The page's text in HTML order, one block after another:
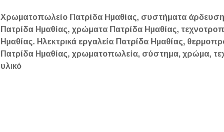
Χρωματοπωλείο Πατρίδα Ημαθίας, συστήματα
Πατρίδα Ημαθίας, χρώματα Πατρίδα Ημαθίας,
Ημαθίας. Ηλεκτρικά εργαλεία Πατρίδα Ημαθίας,
Πατρίδα Ημαθίας, χρωματοπωλεία, σύστημα, χρώμα,
υλικό